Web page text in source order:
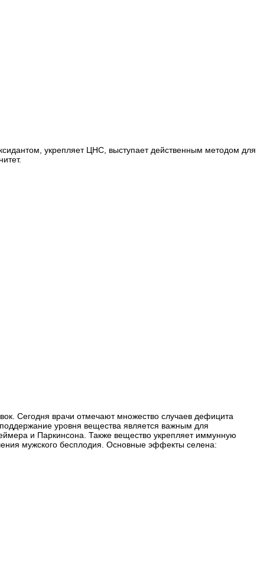
укрепляет ЦНС, выступает действенным методом для
Сегодня врачи отмечают множество случаев дефицита
уровня вещества является важным для
и Паркинсона. Также вещество укрепляет иммунную
мужского бесплодия. Основные эффекты селена: